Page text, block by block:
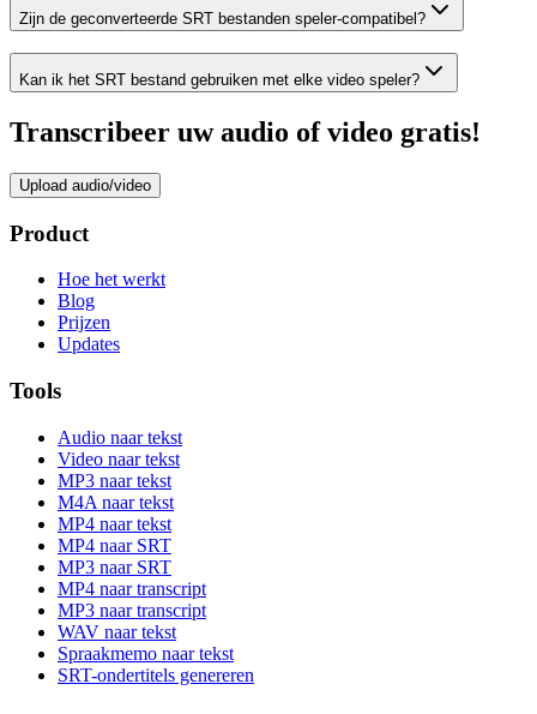
Zijn de geconverteerde SRT bestanden speler-compatibel?
Kan ik het SRT bestand gebruiken met elke video speler?
Transcribeer uw audio of video gratis!
Upload audio/video
Product
Hoe het werkt
Blog
Prijzen
Updates
Tools
Audio naar tekst
Video naar tekst
MP3 naar tekst
M4A naar tekst
MP4 naar tekst
MP4 naar SRT
MP3 naar SRT
MP4 naar transcript
MP3 naar transcript
WAV naar tekst
Spraakmemo naar tekst
SRT-ondertitels genereren